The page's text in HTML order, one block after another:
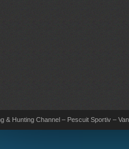
& Hunting Channel – Pescuit Sportiv –